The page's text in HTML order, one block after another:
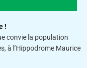
!
convie la population
à l’Hippodrome Maurice